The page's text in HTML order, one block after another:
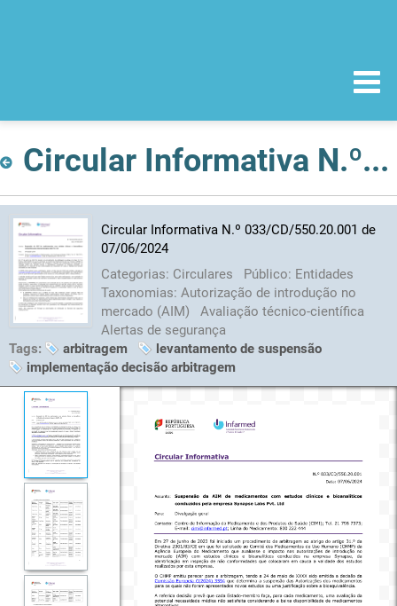
Circular Informativa N.º 033/CD/550.20.001 de 07/06/2024
Circular Informativa N.º 033/CD/550.20.001 de
07/06/2024
Categorias: Circulares Público: Entidades
Taxonomias: Autorização de introdução no
mercado (AIM)
Avaliação técnico-científica
Alertas de segurança
Tags:
arbitragem
levantamento de suspensão
implementação decisão arbitragem